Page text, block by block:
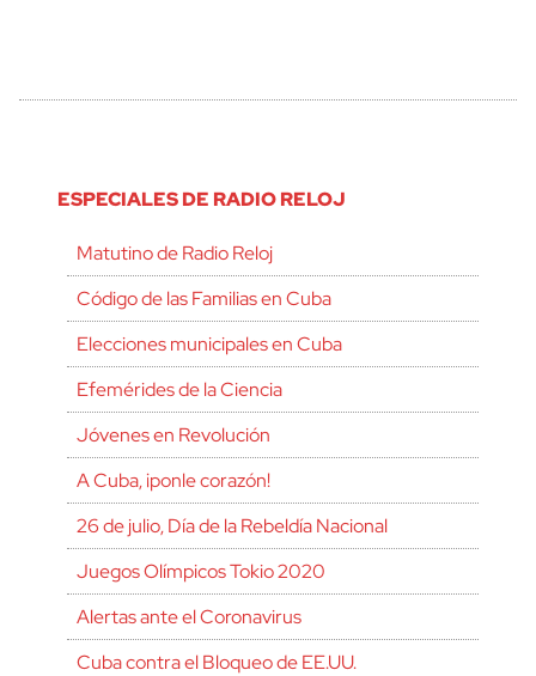
ESPECIALES DE RADIO RELOJ
Matutino de Radio Reloj
Código de las Familias en Cuba
Elecciones municipales en Cuba
Efemérides de la Ciencia
Jóvenes en Revolución
A Cuba, ¡ponle corazón!
26 de julio, Día de la Rebeldía Nacional
Juegos Olímpicos Tokio 2020
Alertas ante el Coronavirus
Cuba contra el Bloqueo de EE.UU.